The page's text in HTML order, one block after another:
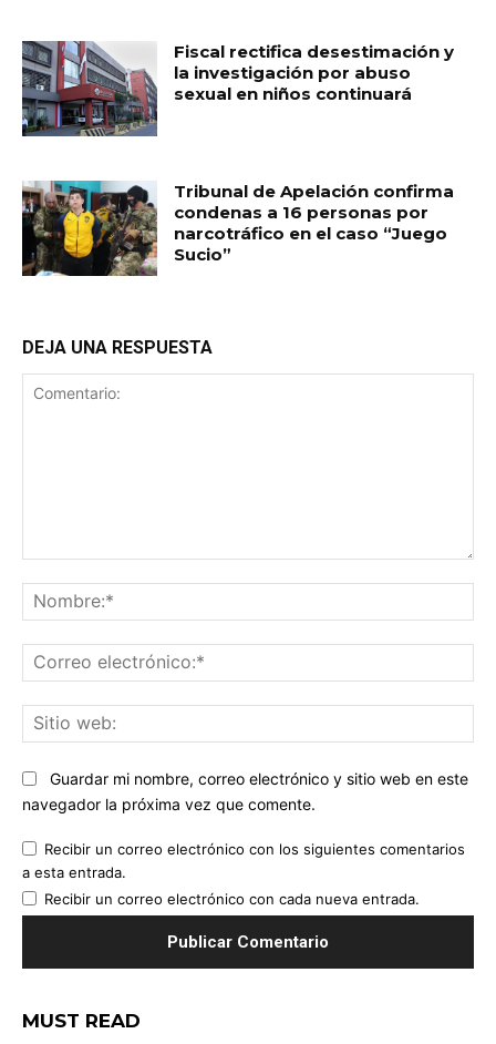
Fiscal rectifica desestimación y
la investigación por abuso
sexual en niños continuará
Tribunal de Apelación confirma
condenas a 16 personas por
narcotráfico en el caso “Juego
Sucio”
DEJA UNA RESPUESTA
Guardar mi nombre, correo electrónico y sitio web en este
navegador la próxima vez que comente.
Recibir un correo electrónico con los siguientes comentarios
a esta entrada.
Recibir un correo electrónico con cada nueva entrada.
MUST READ